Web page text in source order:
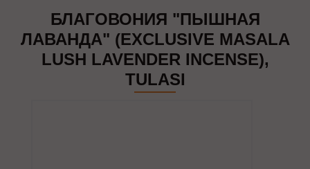
БЛАГОВОНИЯ "ПЫШНАЯ
ЛАВАНДА" (EXCLUSIVE MASALA
LUSH LAVENDER INCENSE),
TULASI